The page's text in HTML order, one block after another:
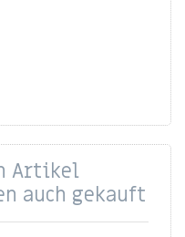
Artikel
auch gekauft